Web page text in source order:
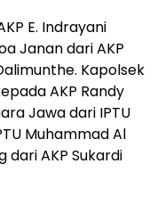
E. Indrayani
Janan dari AKP
Kapolsek
AKP Randy
Jawa dari IPTU
Muhammad Al
dari AKP Sukardi